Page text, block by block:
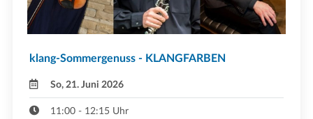
klang-Sommergenuss - KLANGFARBEN
So, 21. Juni 2026
11:00 - 12:15 Uhr